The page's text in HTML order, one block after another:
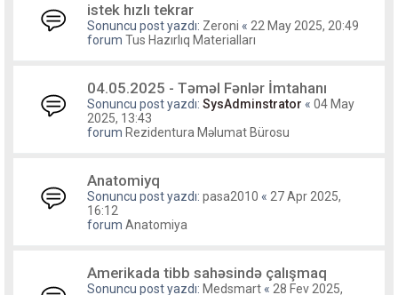
istek hızlı tekrar
Sonuncu post yazdı: Zeroni « 22 May 2025, 20:49
forum Tus Hazırlıq Materialları
04.05.2025 - Təməl Fənlər İmtahanı
Sonuncu post yazdı: SysAdminstrator « 04 May
2025, 13:43
forum Rezidentura Məlumat Bürosu
Anatomiyq
Sonuncu post yazdı: pasa2010 « 27 Apr 2025,
16:12
forum Anatomiya
Amerikada tibb sahəsində çalışmaq
Sonuncu post yazdı: Medsmart « 28 Fev 2025,